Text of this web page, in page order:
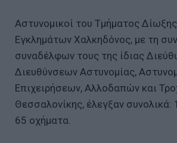
Αστυνομικοί του Τμήματος Δίωξης
Εγκλημάτων Χαλκηδόνος, με τη
συναδέλφων τους της ίδιας
Διευθύνσεων Αστυνομίας,
Επιχειρήσεων, Αλλοδαπών και
Θεσσαλονίκης, έλεγξαν συνολικά:
65 οχήματα.